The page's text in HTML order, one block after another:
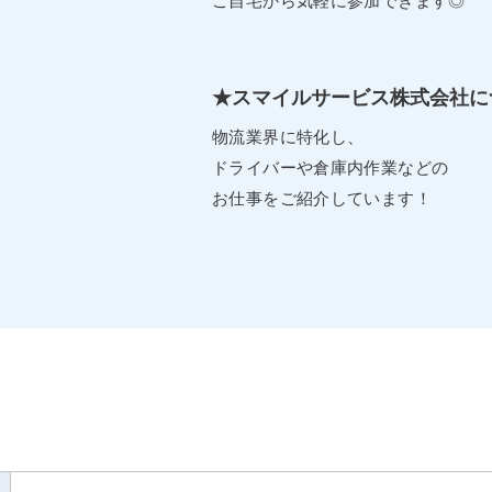
★スマイルサービス株式会社
物流業界に特化し、
ドライバーや倉庫内作業などの
お仕事をご紹介しています！